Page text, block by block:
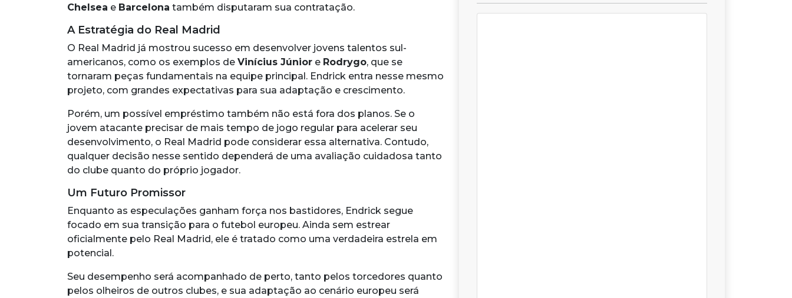
Chelsea e Barcelona também disputaram sua contratação.
A Estratégia do Real Madrid
O Real Madrid já mostrou sucesso em desenvolver jovens talentos sul-
americanos, como os exemplos de Vinícius Júnior e Rodrygo, que se
tornaram peças fundamentais na equipe principal. Endrick entra nesse mesmo
projeto, com grandes expectativas para sua adaptação e crescimento.
Porém, um possível empréstimo também não está fora dos planos. Se o
jovem atacante precisar de mais tempo de jogo regular para acelerar seu
desenvolvimento, o Real Madrid pode considerar essa alternativa. Contudo,
qualquer decisão nesse sentido dependerá de uma avaliação cuidadosa tanto
do clube quanto do próprio jogador.
Um Futuro Promissor
Enquanto as especulações ganham força nos bastidores, Endrick segue
focado em sua transição para o futebol europeu. Ainda sem estrear
oficialmente pelo Real Madrid, ele é tratado como uma verdadeira estrela em
potencial.
Seu desempenho será acompanhado de perto, tanto pelos torcedores quanto
pelos olheiros de outros clubes, e sua adaptação ao cenário europeu será